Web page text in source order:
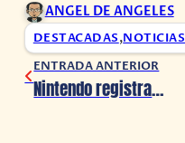
ANGEL DE ANGELES
DESTACADAS,NOTICIAS
ENTRADA ANTERIOR
Nintendo registra las marcas Game Boy Color y GBA en Japón